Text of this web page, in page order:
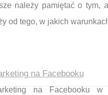
należy pamiętać o
tego, w jakich
na Facebooku
na Facebooku